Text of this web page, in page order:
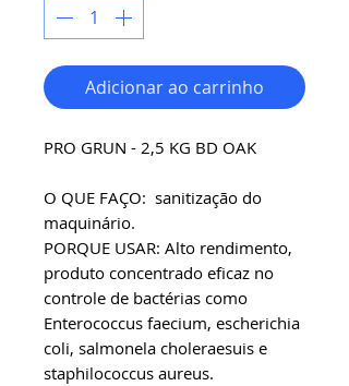
Adicionar ao carrinho
PRO GRUN - 2,5 KG BD OAK
O QUE FAÇO: sanitização do
maquinário.
PORQUE USAR: Alto rendimento,
produto concentrado eficaz no
controle de bactérias como
Enterococcus faecium, escherichia
coli, salmonela choleraesuis e
staphilococcus aureus.